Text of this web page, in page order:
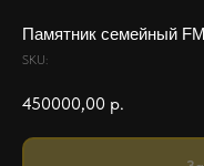
Памятник семейный
SKU:
450000,00 р.